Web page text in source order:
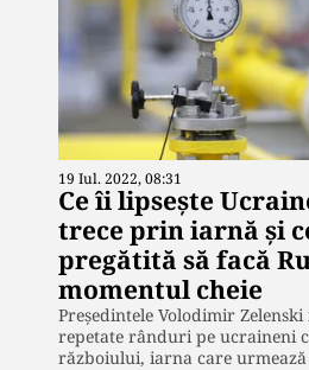
19 Iul. 2022, 08:31
Ce îi lipsește
trece prin iarnă și
pregătită să facă
momentul cheie
Președintele Volodimir
repetate rânduri pe ucraineni
războiului, iarna care